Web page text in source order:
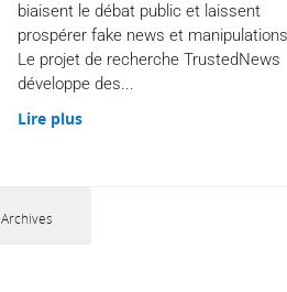
biaisent le débat public et laissent
prospérer fake news et
Le projet de recherche TrustedNews
développe des...
Lire plus
Archives